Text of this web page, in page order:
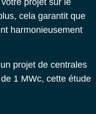
cela garantit que
harmonieusement
projet de centrales
1 MWc, cette étude